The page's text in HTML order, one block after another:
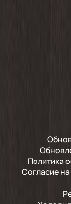
Политика
Согласие